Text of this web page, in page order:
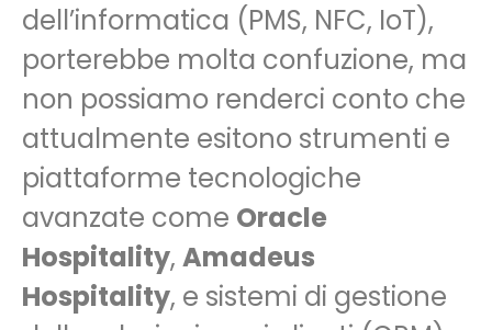
dell’informatica (PMS, NFC, IoT),
porterebbe molta confuzione, ma
non possiamo renderci conto che
attualmente esitono strumenti e
piattaforme tecnologiche
avanzate come Oracle
Hospitality, Amadeus
Hospitality, e sistemi di gestione